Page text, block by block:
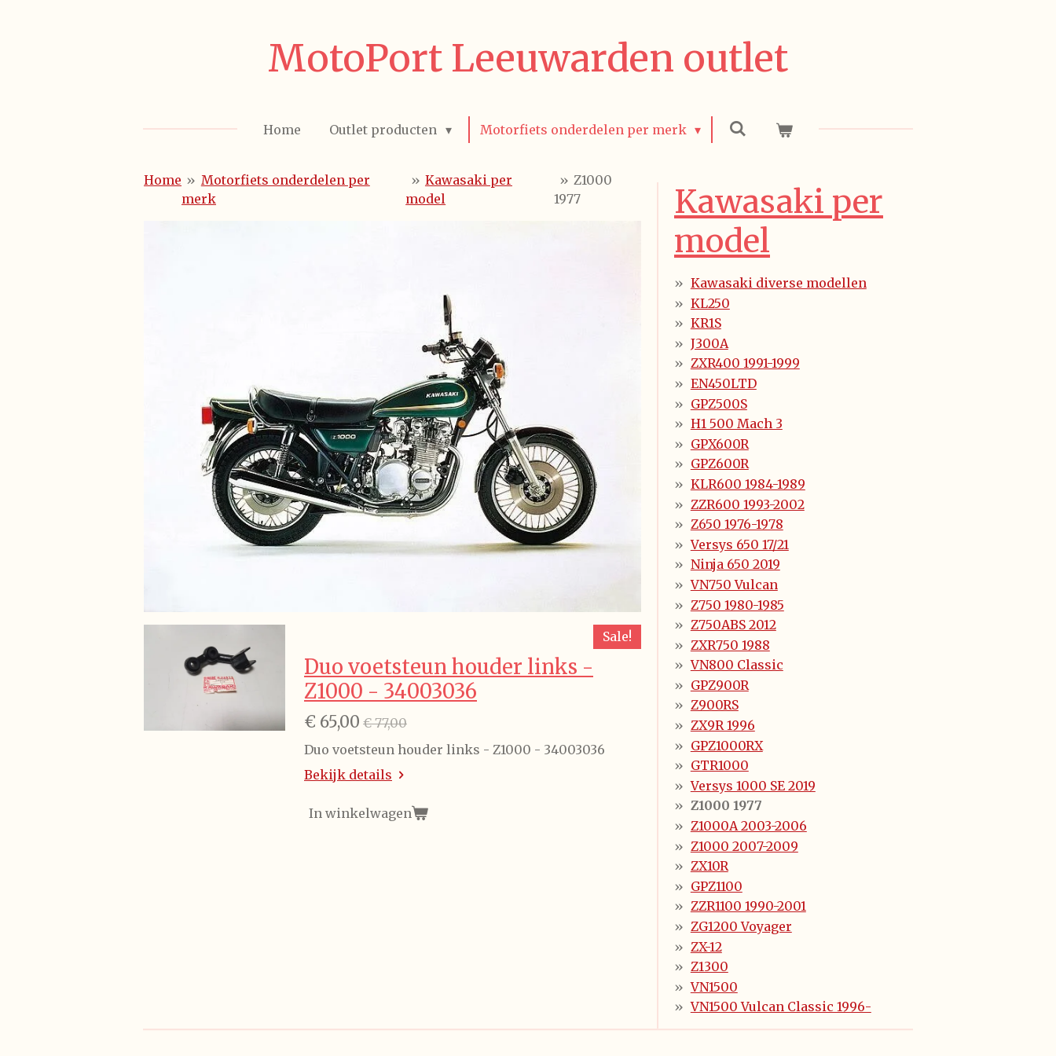
MotoPort Leeuwarden outlet
Home Outlet producten Motorfiets onderdelen per merk
Home » Motorfiets onderdelen per
merk
» Kawasaki per
model
» Z1000
1977
Sale!
Duo voetsteun houder links -
Z1000 - 34003036
€ 65,00 € 77,00
Duo voetsteun houder links - Z1000 - 34003036
Bekijk details
In winkelwagen
Kawasaki per
model
Kawasaki diverse modellen
KL250
KR1S
J300A
ZXR400 1991-1999
EN450LTD
GPZ500S
H1 500 Mach 3
GPX600R
GPZ600R
KLR600 1984-1989
ZZR600 1993-2002
Z650 1976-1978
Versys 650 17/21
Ninja 650 2019
VN750 Vulcan
Z750 1980-1985
Z750ABS 2012
ZXR750 1988
VN800 Classic
GPZ900R
Z900RS
ZX9R 1996
GPZ1000RX
GTR1000
Versys 1000 SE 2019
Z1000 1977
Z1000A 2003-2006
Z1000 2007-2009
ZX10R
GPZ1100
ZZR1100 1990-2001
ZG1200 Voyager
ZX-12
Z1300
VN1500
VN1500 Vulcan Classic 1996-